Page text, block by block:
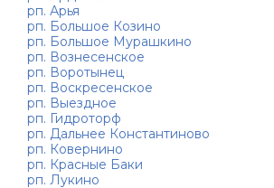
рп. Арья
рп. Большое Козино
рп. Большое Мурашкино
рп. Вознесенское
рп. Воротынец
рп. Воскресенское
рп. Выездное
рп. Гидроторф
рп. Дальнее Константиново
рп. Ковернино
рп. Красные Баки
рп. Лукино